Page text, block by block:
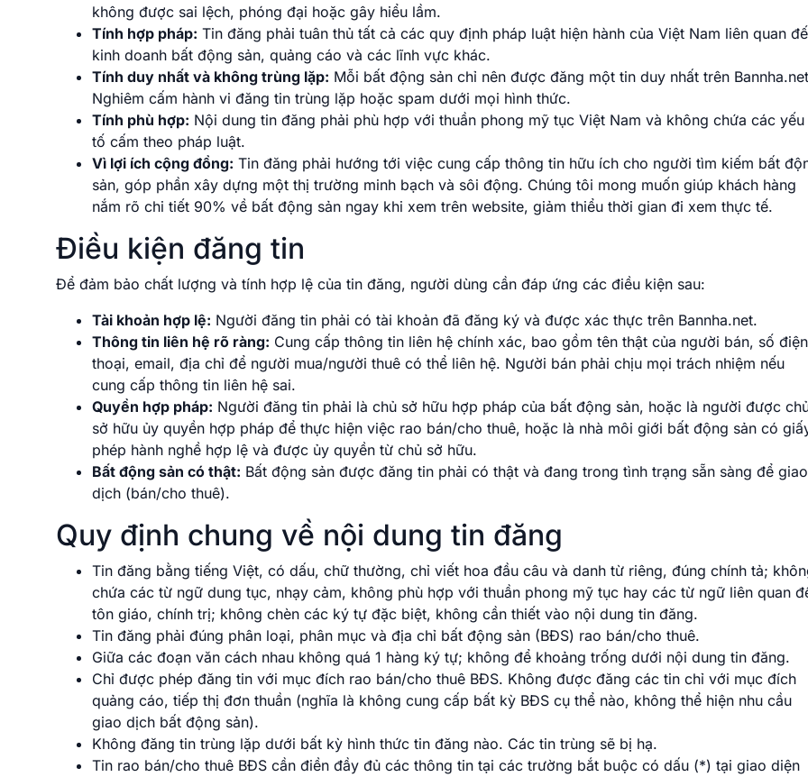
không được sai lệch, phóng đại hoặc gây hiểu lầm.
Tính hợp pháp: Tin đăng phải tuân thủ tất cả các quy định pháp luật hiện hành của Việt Nam liên quan
kinh doanh bất động sản, quảng cáo và các lĩnh vực khác.
Tính duy nhất và không trùng lặp: Mỗi bất động sản chỉ nên được đăng một tin duy nhất trên
Nghiêm cấm hành vi đăng tin trùng lặp hoặc spam dưới mọi hình thức.
Tính phù hợp: Nội dung tin đăng phải phù hợp với thuần phong mỹ tục Việt Nam và không chứa các yếu
tố cấm theo pháp luật.
Vì lợi ích cộng đồng: Tin đăng phải hướng tới việc cung cấp thông tin hữu ích cho người tìm kiếm bất
sản, góp phần xây dựng một thị trường minh bạch và sôi động. Chúng tôi mong muốn giúp khách hàng
nắm rõ chi tiết 90% về bất động sản ngay khi xem trên website, giảm thiểu thời gian đi xem thực tế.
Điều kiện đăng tin
Để đảm bảo chất lượng và tính hợp lệ của tin đăng, người dùng cần đáp ứng các điều kiện sau:
Tài khoản hợp lệ: Người đăng tin phải có tài khoản đã đăng ký và được xác thực trên Bannha.net.
Thông tin liên hệ rõ ràng: Cung cấp thông tin liên hệ chính xác, bao gồm tên thật của người bán, số điện
thoại, email, địa chỉ để người mua/người thuê có thể liên hệ. Người bán phải chịu mọi trách nhiệm nếu
cung cấp thông tin liên hệ sai.
Quyền hợp pháp: Người đăng tin phải là chủ sở hữu hợp pháp của bất động sản, hoặc là người được
sở hữu ủy quyền hợp pháp để thực hiện việc rao bán/cho thuê, hoặc là nhà môi giới bất động sản có
phép hành nghề hợp lệ và được ủy quyền từ chủ sở hữu.
Bất động sản có thật: Bất động sản được đăng tin phải có thật và đang trong tình trạng sẵn sàng để giao
dịch (bán/cho thuê).
Quy định chung về nội dung tin đăng
Tin đăng bằng tiếng Việt, có dấu, chữ thường, chỉ viết hoa đầu câu và danh từ riêng, đúng chính tả;
chứa các từ ngữ dung tục, nhạy cảm, không phù hợp với thuần phong mỹ tục hay các từ ngữ liên quan
tôn giáo, chính trị; không chèn các ký tự đặc biệt, không cần thiết vào nội dung tin đăng.
Tin đăng phải đúng phân loại, phân mục và địa chỉ bất động sản (BĐS) rao bán/cho thuê.
Giữa các đoạn văn cách nhau không quá 1 hàng ký tự; không để khoảng trống dưới nội dung tin đăng.
Chỉ được phép đăng tin với mục đích rao bán/cho thuê BĐS. Không được đăng các tin chỉ với mục đích
quảng cáo, tiếp thị đơn thuần (nghĩa là không cung cấp bất kỳ BĐS cụ thể nào, không thể hiện nhu cầu
giao dịch bất động sản).
Không đăng tin trùng lặp dưới bất kỳ hình thức tin đăng nào. Các tin trùng sẽ bị hạ.
Tin rao bán/cho thuê BĐS cần điền đầy đủ các thông tin tại các trường bắt buộc có dấu (*) tại giao diện